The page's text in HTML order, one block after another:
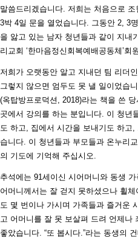
말씀드리겠습니다. 저희는 처음으로
3박 4일 문을 열었습니다. 그동안 2, 3
을 앓고 있는 남자 청년들과 같이 지내
리교회 ‘한마음정신회복예배공동체’회
저희가 오랫동안 알고 지내던 팀 리더
그렇지 않으면 엄두도 못 낼 일이었습
(옥탑방프로덕션, 2018)라는 책을 쓴
곳에서 강의를 하는 분입니다. 이 청년
도 하고, 집에서 시간을 보내기도 하고
습니다. 이 청년들과 부모들과 온누리
의 기도에 기억해 주십시오.
추석에는 91세이신 시어머니와 동생
어머니께서는 잘 걷지 못하셨으나 휠
도 몇 번이나 가시며 가족들과 즐거운
고 어머니를 잘 못 보살펴 드려 언제나
좋았습니다. “또 봅시다.”라는 동생의